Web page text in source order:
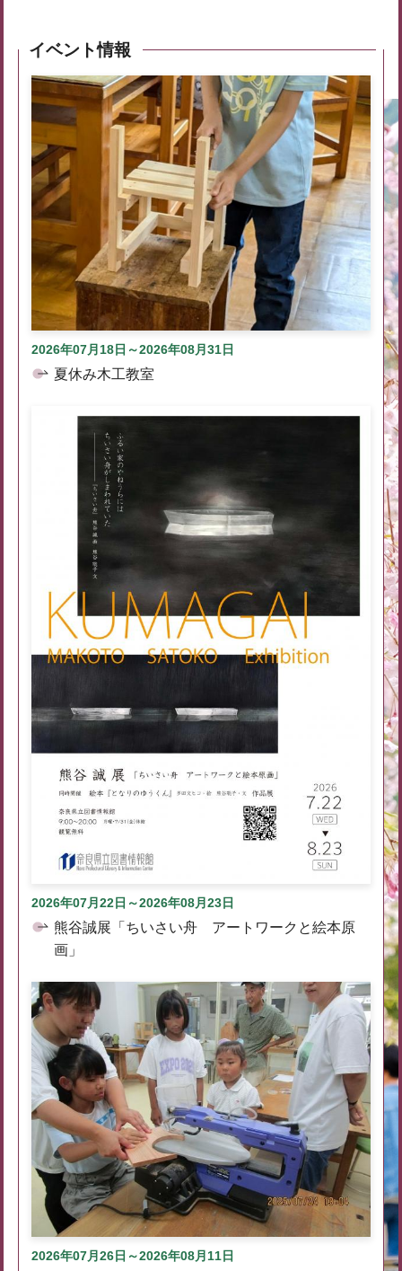
イベント情報
2026年07月18日～2026年08月31日
夏休み木工教室
2026年07月22日～2026年08月23日
熊谷誠展「ちいさい舟 アートワークと絵本原
画」
2026年07月26日～2026年08月11日